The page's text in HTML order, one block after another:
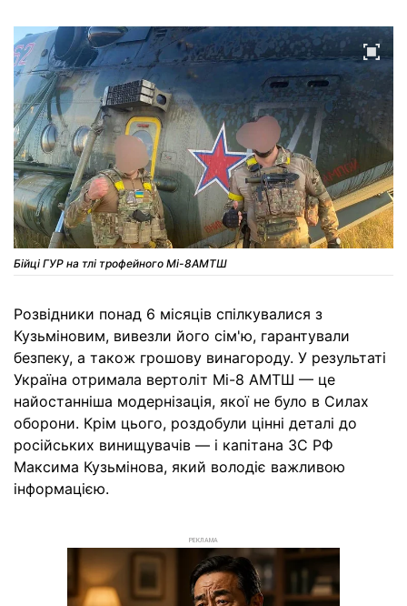
Бійці ГУР на тлі трофейного Мі-8АМТШ
Розвідники понад 6 місяців спілкувалися з
Кузьміновим, вивезли його сім'ю, гарантували
безпеку, а також грошову винагороду. У результаті
Україна отримала вертоліт Мі-8 АМТШ — це
найостанніша модернізація, якої не було в Силах
оборони. Крім цього, роздобули цінні деталі до
російських винищувачів — і капітана ЗС РФ
Максима Кузьмінова, який володіє важливою
інформацією.
РЕКЛАМА